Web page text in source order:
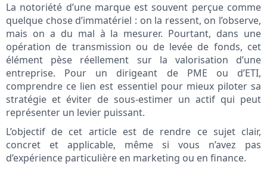
La notoriété d’une marque est souvent perçue comme
quelque chose d’immatériel : on la ressent, on l’observe,
mais on a du mal à la mesurer. Pourtant, dans une
opération de transmission ou de levée de fonds, cet
élément pèse réellement sur la valorisation d’une
entreprise. Pour un dirigeant de PME ou d’ETI,
comprendre ce lien est essentiel pour mieux piloter sa
stratégie et éviter de sous-estimer un actif qui peut
représenter un levier puissant.
L’objectif de cet article est de rendre ce sujet clair,
concret et applicable, même si vous n’avez pas
d’expérience particulière en marketing ou en finance.